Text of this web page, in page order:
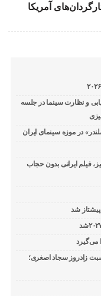
آمریکا
و نظارت سینما در جلسه
در موزه سینمای ایران
فیلم ایرانی بدون حجاب
زادروز سجاد اصغری؛